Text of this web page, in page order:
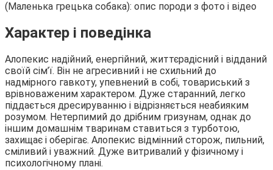
Характер і поведінка
Алопекис надійний, енергійний, життєрадісний і відданий
своїй сім’ї. Він не агресивний і не схильний до
надмірного гавкоту, упевнений в собі, товариський з
врівноваженим характером. Дуже старанний, легко
піддається дресируванню і відрізняється неабияким
розумом. Нетерпимий до дрібним гризунам, однак до
іншим домашнім тваринам ставиться з турботою,
захищає і оберігає. Алопекис відмінний сторож, пильний,
сміливий і уважний. Дуже витривалий у фізичному і
психологічному плані.